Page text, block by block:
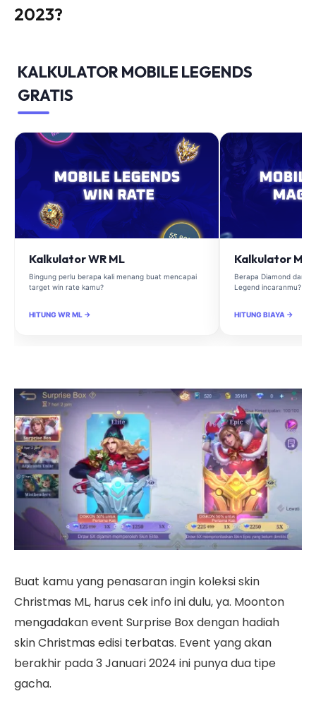
2023?
KALKULATOR MOBILE LEGENDS
GRATIS
Kalkulator WR ML
Bingung perlu berapa kali menang buat mencapai
target win rate kamu?
HITUNG WR ML →
Kalkulator
Berapa Diamond dan
Legend incaranmu?
HITUNG BIAYA →
Buat kamu yang penasaran ingin koleksi skin
Christmas ML, harus cek info ini dulu, ya. Moonton
mengadakan event Surprise Box dengan hadiah
skin Christmas edisi terbatas. Event yang akan
berakhir pada 3 Januari 2024 ini punya dua tipe
gacha.